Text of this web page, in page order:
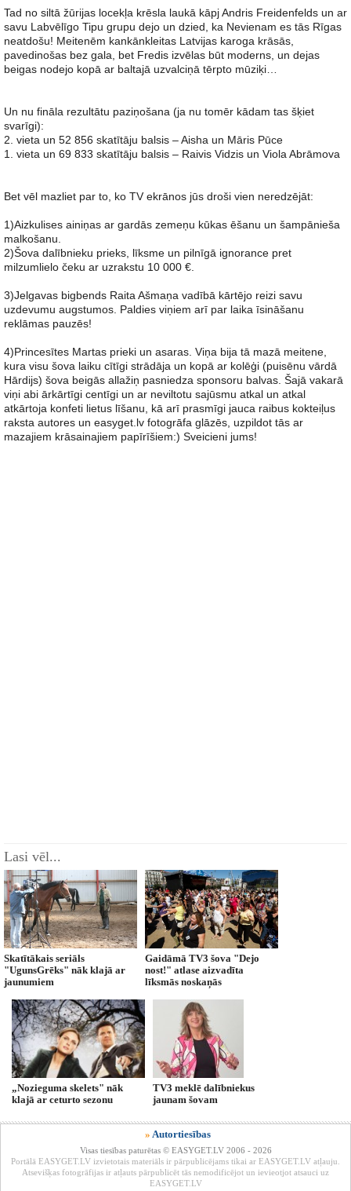
Tad no siltā žūrijas locekļa krēsla laukā kāpj Andris Freidenfelds un ar
savu Labvēlīgo Tipu grupu dejo un dzied, ka Nevienam es tās Rīgas
neatdošu! Meitenēm kankānkleitas Latvijas karoga krāsās,
pavedinošas bez gala, bet Fredis izvēlas būt moderns, un dejas
beigas nodejo kopā ar baltajā uzvalciņā tērpto mūziķi…
Un nu fināla rezultātu paziņošana (ja nu tomēr kādam tas šķiet
svarīgi):
2. vieta un 52 856 skatītāju balsis – Aisha un Māris Pūce
1. vieta un 69 833 skatītāju balsis – Raivis Vidzis un Viola Abrāmova
Bet vēl mazliet par to, ko TV ekrānos jūs droši vien neredzējāt:
1)Aizkulises ainiņas ar gardās zemeņu kūkas ēšanu un šampānieša
malkošanu.
2)Šova dalībnieku prieks, līksme un pilnīgā ignorance pret
milzumlielo čeku ar uzrakstu 10 000 €.
3)Jelgavas bigbends Raita Ašmaņa vadībā kārtējo reizi savu
uzdevumu augstumos. Paldies viņiem arī par laika īsināšanu
reklāmas pauzēs!
4)Princesītes Martas prieki un asaras. Viņa bija tā mazā meitene,
kura visu šova laiku cītīgi strādāja un kopā ar kolēģi (puisēnu vārdā
Hārdijs) šova beigās allažiņ pasniedza sponsoru balvas. Šajā vakarā
viņi abi ārkārtīgi centīgi un ar neviltotu sajūsmu atkal un atkal
atkārtoja konfeti lietus līšanu, kā arī prasmīgi jauca raibus kokteiļus
raksta autores un easyget.lv fotogrāfa glāzēs, uzpildot tās ar
mazajiem krāsainajiem papīrīšiem:) Sveicieni jums!
Lasi vēl...
Skatītākais seriāls
"UgunsGrēks" nāk klajā ar
jaunumiem
Gaidāmā TV3 šova "Dejo
nost!" atlase aizvadīta
līksmās noskaņās
„Nozieguma skelets" nāk
klajā ar ceturto sezonu
TV3 meklē dalībniekus
jaunam šovam
» Autortiesības
Visas tiesības paturētas © EASYGET.LV 2006 - 2026
Portālā EASYGET.LV izvietotais materiāls ir pārpublicējams tikai ar EASYGET.LV atļauju.
Atsevišķas fotogrāfijas ir atļauts pārpublicēt tās nemodificējot un ievieotjot atsauci uz
EASYGET.LV